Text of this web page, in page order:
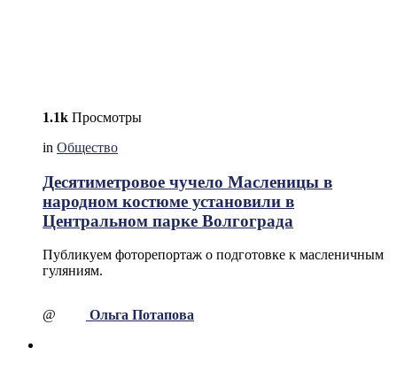
1.1k Просмотры
in Общество
Десятиметровое чучело Масленицы в
народном костюме установили в
Центральном парке Волгограда
Публикуем фоторепортаж о подготовке к масленичным
гуляниям.
@ Ольга Потапова